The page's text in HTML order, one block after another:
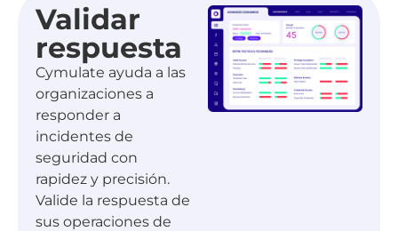
Validar
respuesta
Cymulate ayuda a las
organizaciones a
responder a
incidentes de
seguridad con
rapidez y precisión.
Valide la respuesta de
sus operaciones de